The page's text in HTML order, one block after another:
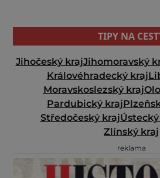
TIPY NA
Jihočeský krajJihomoravský
Královéhradecký kraj
Moravskoslezský kraj
Pardubický kraj
Středočeský kraj
Zlínský kraj
reklama